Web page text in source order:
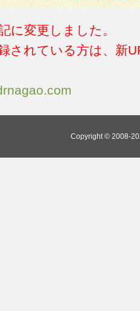
に変更しました。
されている方は、新
Copyright © 2008-